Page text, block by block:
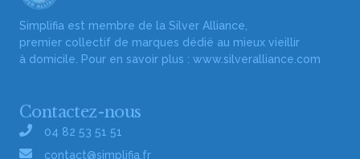
Simplifia est membre de la Silver Alliance,
premier collectif de marques dédié au mieux vieillir
à domicile. Pour en savoir plus : www.silveralliance.com
Contactez-nous
04 82 53 51 51
contact@simplifia.fr